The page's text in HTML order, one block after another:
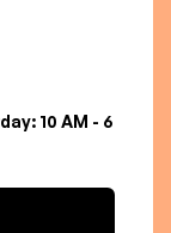
10 AM - 6